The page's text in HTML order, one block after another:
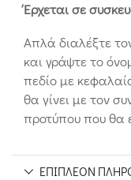
Έρχεται σε
Απλά διαλέξτε
και γράψτε το
πεδίο με
θα γίνει με τον
προτύπου που θα
ΕΠΙΠΛΈΟΝ